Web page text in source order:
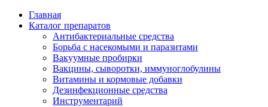
Главная
Каталог препаратов
Антибактериальные средства
Борьба с насекомыми и паразитами
Вакуумные пробирки
Вакцины, сыворотки, иммуноглобулины
Витамины и кормовые добавки
Дезинфекционные средства
Инструментарий